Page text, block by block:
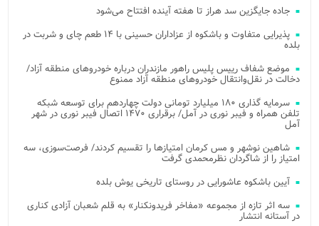
جاده جایگزین سد هراز تا هفته آینده افتتاح می‌شود
پذیرایی متفاوت و باشکوه از عزاداران حسینی با ۱۴ طعم چای و شربت در
بلده
موضع شفاف رییس پلیس راهور مازندران درباره خودروهای منطقه آزاد/
دخالت در نقل‌وانتقال خودروهای منطقه آزاد ممنوع
سرمایه گذاری ۱۸۰ میلیارد تومانی دولت چهاردهم برای توسعه شبکه
تلفن همراه و فیبر نوری در آمل/ برقراری ۱۴۷۰ اتصال فیبر نوری در شهر
آمل
شاهین نوشهر و مس کرمان امتیازها را تقسیم کردند/ فرصت‌سوزی، سه
امتیاز را از شاگردان نظرمحمدی گرفت
آیین باشکوه عاشورایی در روستای تاریخی یوش بلده
سه اثر تازه از مجموعه «مفاخر فریدونکنار» به قلم شعبان آزادی کناری
در آستانه انتشار